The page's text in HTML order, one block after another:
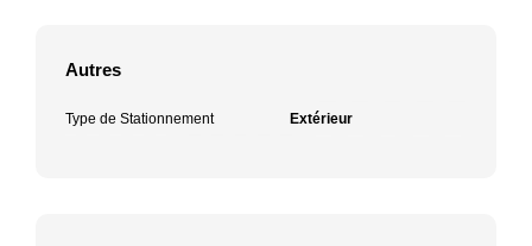
Autres
Type de Stationnement Extérieur